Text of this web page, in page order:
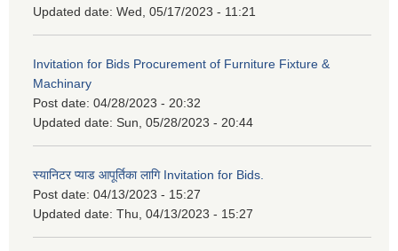
Updated date: Wed, 05/17/2023 - 11:21
Invitation for Bids Procurement of Furniture Fixture &
Machinary
Post date: 04/28/2023 - 20:32
Updated date: Sun, 05/28/2023 - 20:44
स्यानिटर प्याड आपूर्तिका लागि Invitation for Bids.
Post date: 04/13/2023 - 15:27
Updated date: Thu, 04/13/2023 - 15:27